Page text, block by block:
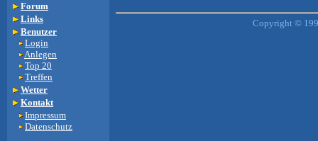
Forum
Links
Benutzer
Login
Anlegen
Top 20
Treffen
Wetter
Kontakt
Impressum
Datenschutz
Copyright ©